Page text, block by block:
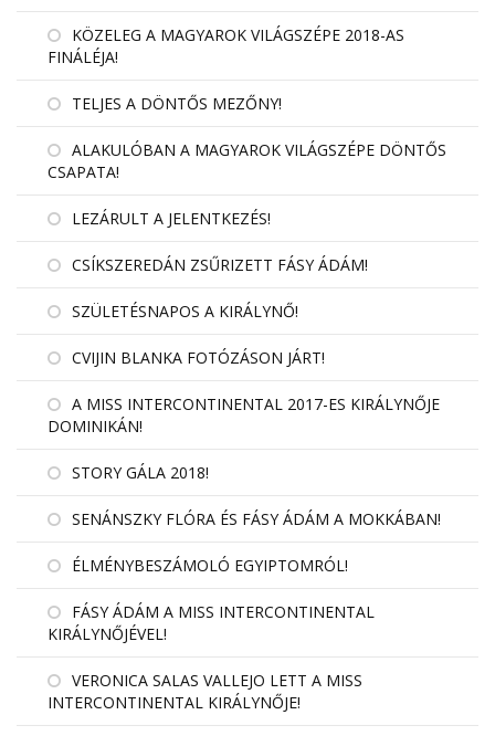
KÖZELEG A MAGYAROK VILÁGSZÉPE 2018-AS
FINÁLÉJA!
TELJES A DÖNTŐS MEZŐNY!
ALAKULÓBAN A MAGYAROK VILÁGSZÉPE DÖNTŐS
CSAPATA!
LEZÁRULT A JELENTKEZÉS!
CSÍKSZEREDÁN ZSŰRIZETT FÁSY ÁDÁM!
SZÜLETÉSNAPOS A KIRÁLYNŐ!
CVIJIN BLANKA FOTÓZÁSON JÁRT!
A MISS INTERCONTINENTAL 2017-ES KIRÁLYNŐJE
DOMINIKÁN!
STORY GÁLA 2018!
SENÁNSZKY FLÓRA ÉS FÁSY ÁDÁM A MOKKÁBAN!
ÉLMÉNYBESZÁMOLÓ EGYIPTOMRÓL!
FÁSY ÁDÁM A MISS INTERCONTINENTAL
KIRÁLYNŐJÉVEL!
VERONICA SALAS VALLEJO LETT A MISS
INTERCONTINENTAL KIRÁLYNŐJE!